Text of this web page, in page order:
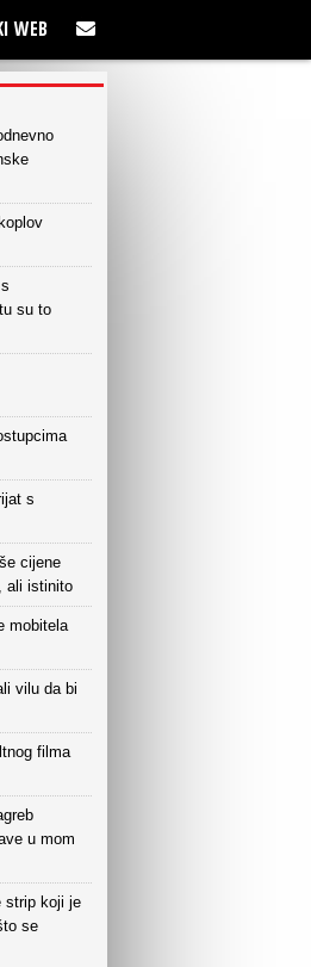
WEB
su to
s
cijene
ali istinito
mobitela
vilu da bi
filma
u mom
strip koji je
se